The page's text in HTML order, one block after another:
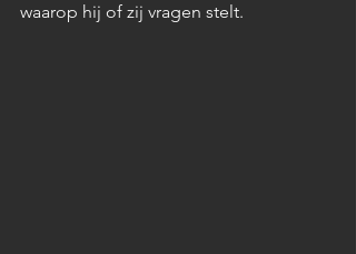
waarop hij of zij vragen stelt.